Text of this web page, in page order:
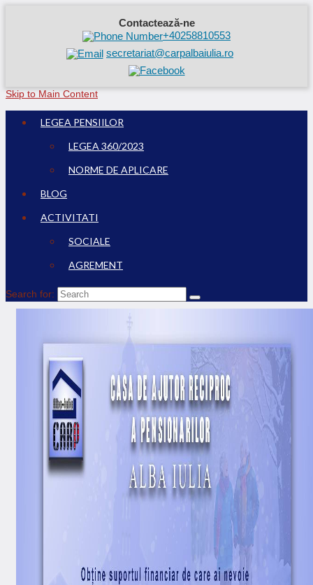
Contactează-ne
+40258810553
secretariat@carpalbaiulia.ro
Skip to Main Content
LEGEA PENSIILOR
LEGEA 360/2023
NORME DE APLICARE
BLOG
ACTIVITATI
SOCIALE
AGREMENT
Search for: